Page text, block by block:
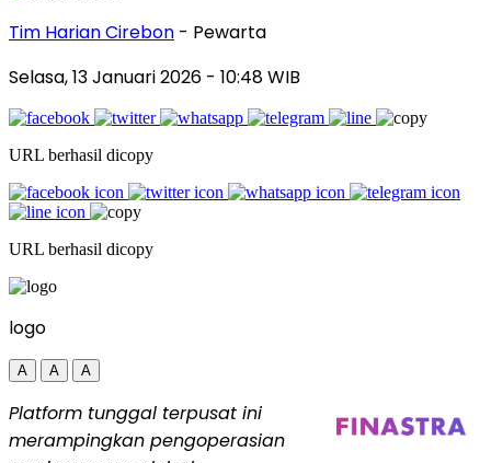
Tim Harian Cirebon - Pewarta
Selasa, 13 Januari 2026 - 10:48 WIB
URL berhasil dicopy
URL berhasil dicopy
logo
A A A
Platform tunggal terpusat ini
merampingkan pengoperasian